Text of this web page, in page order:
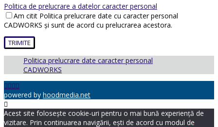
Politica de prelucrare a datelor caracter personal
Am citit Politica prelucrare date cu caracter personal
CADWORKS și sunt de acord cu prelucrarea acestora.
Politica prelucrare date caracter personal
CADWORKS
powered by hoodmedia.net
Acest site folosește cookie-uri pentru o mai bună experiență de
vizitare. Prin continuarea navigării, ești de acord cu modul de